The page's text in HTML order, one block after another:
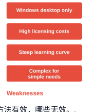
法有效，哪些无效。.